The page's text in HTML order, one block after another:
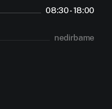
08:30 - 18:00
nedirbame